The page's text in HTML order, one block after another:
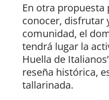
En otra propuesta
conocer, disfrutar
comunidad, el
tendrá lugar la
Huella de
reseña histórica,
tallarinada.